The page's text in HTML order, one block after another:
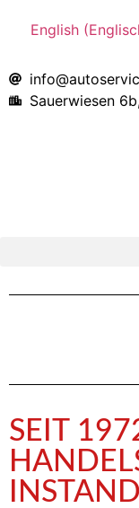
English (
Sauerwiesen
SEIT